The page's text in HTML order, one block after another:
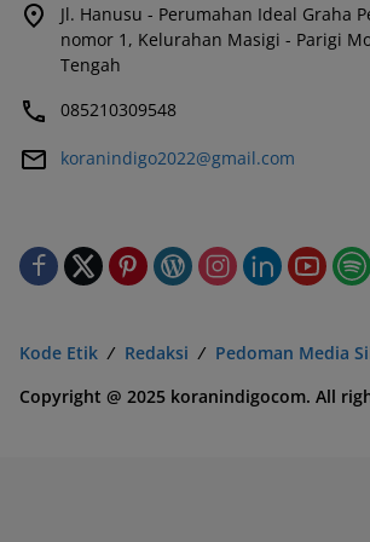
Jl. Hanusu - Perumahan Ideal Graha
nomor 1, Kelurahan Masigi - Parigi
Tengah
085210309548
koranindigo2022@gmail.com
Kode Etik Redaksi
Pedoman Media
Copyright @ 2025 koranindigocom. All